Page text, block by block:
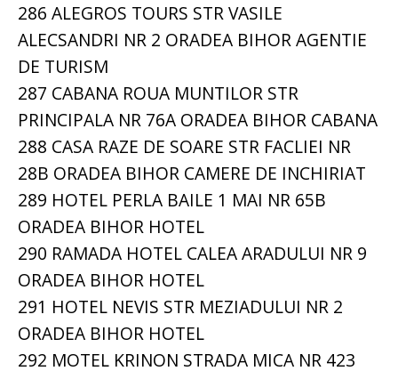
286 ALEGROS TOURS STR VASILE
ALECSANDRI NR 2 ORADEA BIHOR AGENTIE
DE TURISM
287 CABANA ROUA MUNTILOR STR
PRINCIPALA NR 76A ORADEA BIHOR CABANA
288 CASA RAZE DE SOARE STR FACLIEI NR
28B ORADEA BIHOR CAMERE DE INCHIRIAT
289 HOTEL PERLA BAILE 1 MAI NR 65B
ORADEA BIHOR HOTEL
290 RAMADA HOTEL CALEA ARADULUI NR 9
ORADEA BIHOR HOTEL
291 HOTEL NEVIS STR MEZIADULUI NR 2
ORADEA BIHOR HOTEL
292 MOTEL KRINON STRADA MICA NR 423